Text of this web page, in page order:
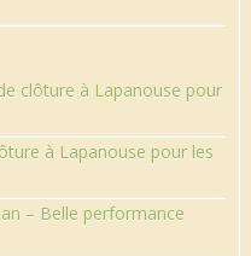
clôture à Lapanouse pour
à Lapanouse pour les
– Belle performance